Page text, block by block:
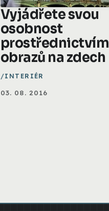
Vyjádřete svou
osobnost
prostřednictvím
obrazů na zdech
INTERIÉR
03. 08. 2016